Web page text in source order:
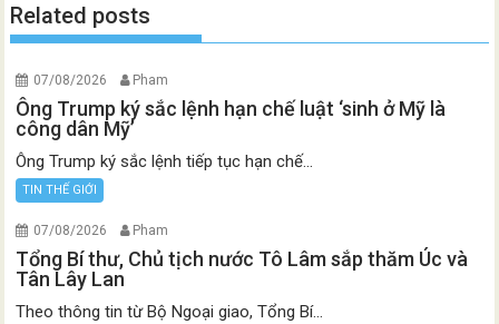
Related posts
07/08/2026 Pham
Ông Trump ký sắc lệnh hạn chế luật ‘sinh ở Mỹ là
công dân Mỹ’
Ông Trump ký sắc lệnh tiếp tục hạn chế...
TIN THẾ GIỚI
07/08/2026 Pham
Tổng Bí thư, Chủ tịch nước Tô Lâm sắp thăm Úc và
Tân Lây Lan
Theo thông tin từ Bộ Ngoại giao, Tổng Bí...